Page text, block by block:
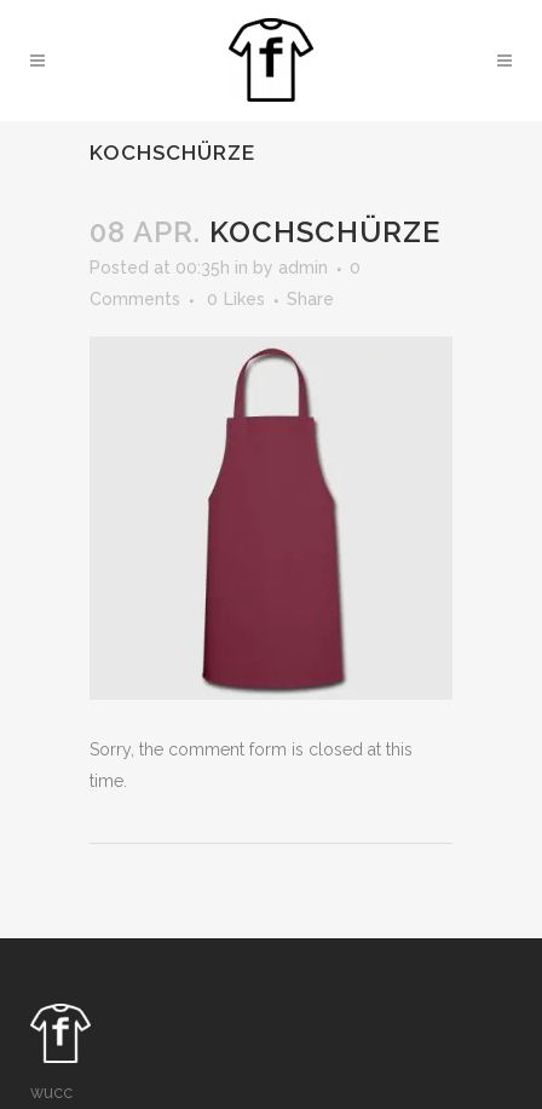
KOCHSCHÜRZE
08 APR. KOCHSCHÜRZE
Posted at 00:35h in by admin
0
Comments
0 Likes Share
Sorry, the comment form is closed at this
time.
wucc